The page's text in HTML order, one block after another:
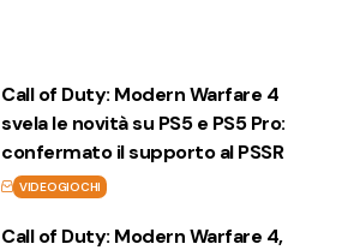
Call of Duty: Modern Warfare 4
svela le novità su PS5 e PS5 Pro:
confermato il supporto al PSSR
VIDEOGIOCHI
Call of Duty: Modern Warfare 4,